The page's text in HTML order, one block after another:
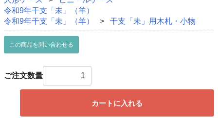
令和9年干支「未」（羊）
令和9年干支「未」（羊）
干支「未」用木札・小物
この商品を問い合わせる
ご注文数量
カートに入れる